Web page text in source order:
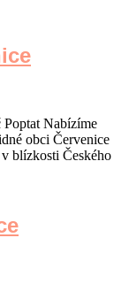
Poptat Nabízíme
obci Červenice
blízkosti Českého